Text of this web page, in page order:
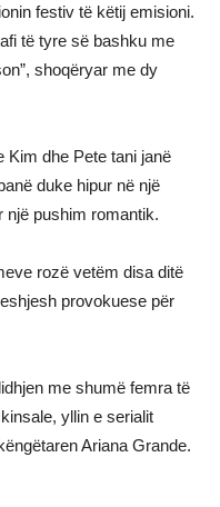
festiv të këtij emisioni.
të tyre së bashku me
shoqëryar me dy
Kim dhe Pete tani janë
duke hipur në një
një pushim romantik.
rozë vetëm disa ditë
provokuese për
me shumë femra të
yllin e serialit
Ariana Grande.